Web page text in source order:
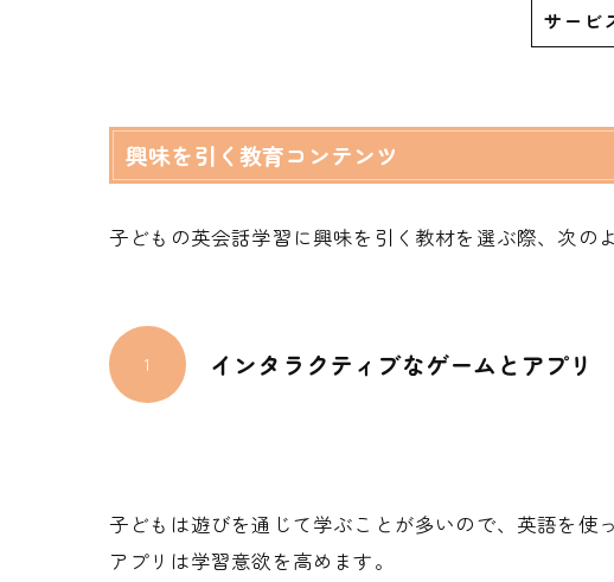
サービ
興味を引く教育コンテンツ
子どもの英会話学習に興味を引く教材を選ぶ際、次の
インタラクティブなゲームとアプリ
1
子どもは遊びを通じて学ぶことが多いので、英語を使
アプリは学習意欲を高めます。